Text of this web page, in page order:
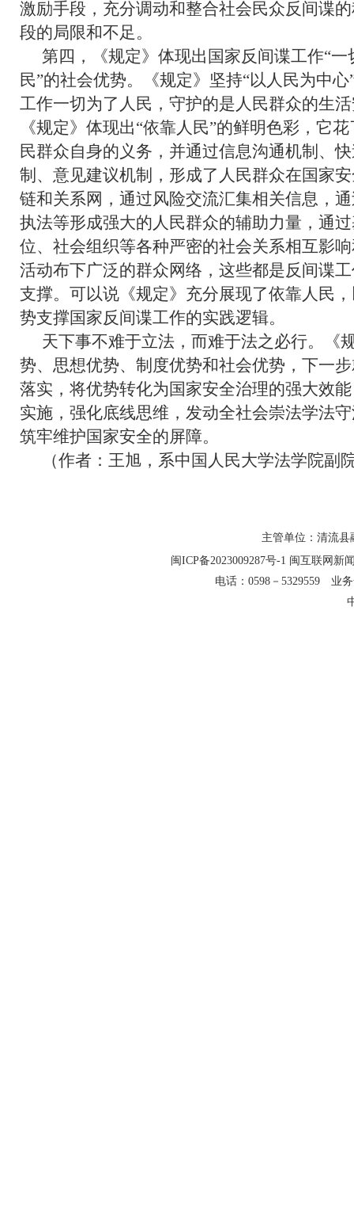
激励手段，充分调动和整合社会民众反间谍
段的局限和不足。
第四，《规定》体现出国家反间谍工作“
民”的社会优势。《规定》坚持“以人民为中
工作一切为了人民，守护的是人民群众的生
《规定》体现出“依靠人民”的鲜明色彩，它
民群众自身的义务，并通过信息沟通机制、
制、意见建议机制，形成了人民群众在国家
链和关系网，通过风险交流汇集相关信息，
执法等形成强大的人民群众的辅助力量，通
位、社会组织等各种严密的社会关系相互影
活动布下广泛的群众网络，这些都是反间谍
支撑。可以说《规定》充分展现了依靠人民
势支撑国家反间谍工作的实践逻辑。
天下事不难于立法，而难于法之必行。《
势、思想优势、制度优势和社会优势，下一
落实，将优势转化为国家安全治理的强大效
实施，强化底线思维，发动全社会崇法学法
筑牢维护国家安全的屏障。
（作者：王旭，系中国人民大学法学院副
主管单位：清流县
闽ICP备2023009287号-1 闽互联网新
电话：0598－5329559 业